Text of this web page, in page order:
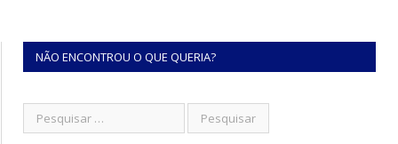
NÃO ENCONTROU O QUE QUERIA?